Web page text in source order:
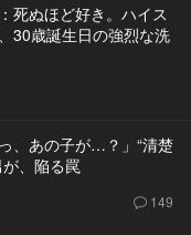
死ぬほど好き。ハイス
30歳誕生日の強烈な洗
、あの子が…？」“清楚
、陥る罠
149